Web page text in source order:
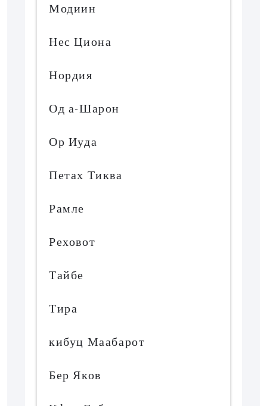
Модиин
Нес Циона
Нордия
Од а-Шарон
Ор Иуда
Петах Тиква
Рамле
Реховот
Тайбе
Тира
кибуц Маабарот
Бер Яков